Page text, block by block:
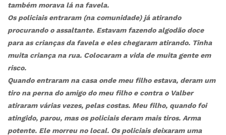
também morava lá na favela.
Os policiais entraram (na comunidade) já atirando
procurando o assaltante. Estavam fazendo algodão doce
para as crianças da favela e eles chegaram atirando. Tinha
muita criança na rua. Colocaram a vida de muita gente em
risco.
Quando entraram na casa onde meu filho estava, deram um
tiro na perna do amigo do meu filho e contra o Valber
atiraram várias vezes, pelas costas. Meu filho, quando foi
atingido, parou, mas os policiais deram mais tiros. Arma
potente. Ele morreu no local. Os policiais deixaram uma